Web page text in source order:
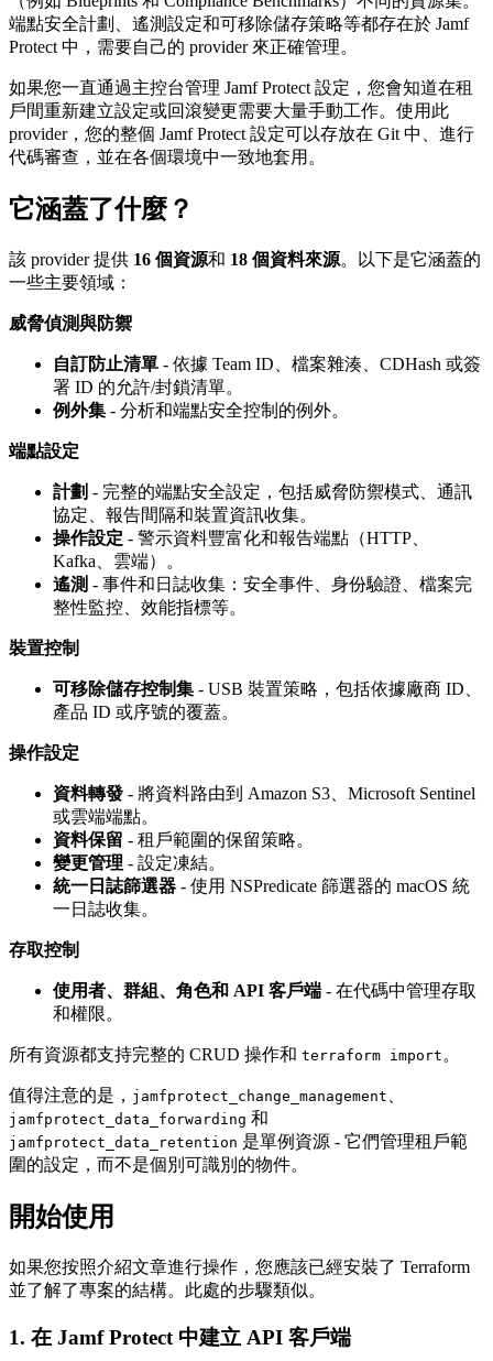
端點安全計劃、遙測設定和可移除儲存策略等都存在於 Jamf
Protect 中，需要自己的 provider 來正確管理。
如果您一直通過主控台管理 Jamf Protect 設定，您會知道在租
戶間重新建立設定或回滾變更需要大量手動工作。使用此
provider，您的整個 Jamf Protect 設定可以存放在 Git 中、進行
代碼審查，並在各個環境中一致地套用。
它涵蓋了什麼？
該 provider 提供 16 個資源和 18 個資料來源。以下是它涵蓋的
一些主要領域：
威脅偵測與防禦
自訂防止清單 - 依據 Team ID、檔案雜湊、CDHash 或簽
署 ID 的允許/封鎖清單。
例外集 - 分析和端點安全控制的例外。
端點設定
計劃 - 完整的端點安全設定，包括威脅防禦模式、通訊
協定、報告間隔和裝置資訊收集。
操作設定 - 警示資料豐富化和報告端點（HTTP、
Kafka、雲端）。
遙測 - 事件和日誌收集：安全事件、身份驗證、檔案完
整性監控、效能指標等。
裝置控制
可移除儲存控制集 - USB 裝置策略，包括依據廠商 ID、
產品 ID 或序號的覆蓋。
操作設定
資料轉發 - 將資料路由到 Amazon S3、Microsoft Sentinel
或雲端端點。
資料保留 - 租戶範圍的保留策略。
變更管理 - 設定凍結。
統一日誌篩選器 - 使用 NSPredicate 篩選器的 macOS 統
一日誌收集。
存取控制
使用者、群組、角色和 API 客戶端 - 在代碼中管理存取
和權限。
所有資源都支持完整的 CRUD 操作和 terraform import 。
值得注意的是， jamfprotect_change_management
jamfprotect_data_forwarding 和
jamfprotect_data_retention 是單例資源 - 它們管理租戶範
圍的設定，而不是個別可識別的物件。
開始使用
如果您按照介紹文章進行操作，您應該已經安裝了 Terraform
並了解了專案的結構。此處的步驟類似。
1. 在 Jamf Protect 中建立 API 客戶端